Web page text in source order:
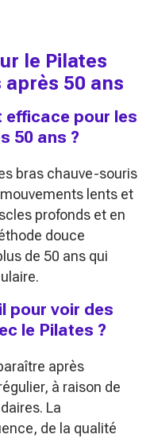
le Pilates
50 ans
efficace pour les
50 ans ?
bras chauve-souris
lents et
profonds et en
douce
de 50 ans qui
pour voir des
le Pilates ?
après
à raison de
La
de la qualité